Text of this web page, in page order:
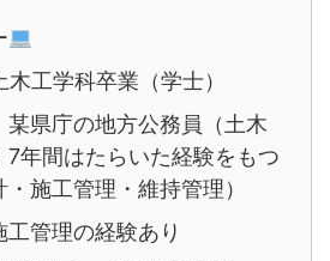
工学科卒業（学士）
某県庁の地方公務員（土木
7年間はたらいた経験をもつ
・施工管理・維持管理）
管理の経験あり